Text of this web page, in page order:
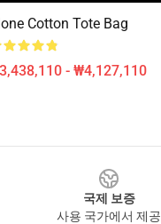
Cotton Tote Bag
- ₩4,127,110
국제 보증
사용 국가에서 제공